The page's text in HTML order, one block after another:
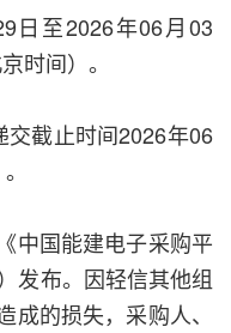
日至2026年06月03
时间）。
截止时间2026年06
中国能建电子采购平
发布。因轻信其他组
的损失，采购人、